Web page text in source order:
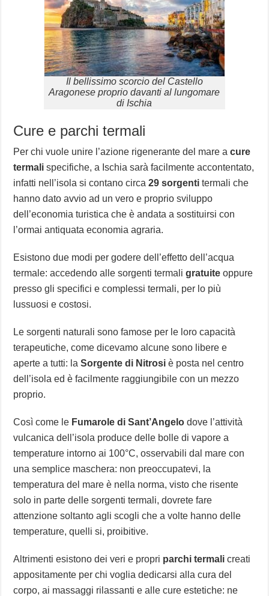
Il bellissimo scorcio del Castello
Aragonese proprio davanti al lungomare
di Ischia
Cure e parchi termali
Per chi vuole unire l’azione rigenerante del mare acure
termali specifiche, a Ischia sarà facilmente accontentato,
infatti nell’isola si contano circa29 sorgenti termali che
hanno dato avvio ad un vero e proprio sviluppo
dell’economia turistica che è andata a sostituirsi con
l’ormai antiquata economia agraria.
Esistono due modi per godere dell’effetto dell’acqua
termale: accedendo alle sorgenti termaligratuite oppure
presso gli specifici e complessi termali, per lo più
lussuosi e costosi.
Le sorgenti naturali sono famose per le loro capacità
terapeutiche, come dicevamo alcune sono libere e
aperte a tutti: laSorgente di Nitrosi è posta nel centro
dell’isola ed è facilmente raggiungibile con un mezzo
proprio.
Così come le Fumarole di Sant’Angelo dove l’attività
vulcanica dell’isola produce delle bolle di vapore a
temperature intorno ai 100°C, osservabili dal mare con
una semplice maschera: non preoccupatevi, la
temperatura del mare è nella norma, visto che risente
solo in parte delle sorgenti termali, dovrete fare
attenzione soltanto agli scogli che a volte hanno delle
temperature, quelli si, proibitive.
Altrimenti esistono dei veri e propri parchi termali creati
appositamente per chi voglia dedicarsi alla cura del
corpo, ai massaggi rilassanti e alle cure estetiche: ne